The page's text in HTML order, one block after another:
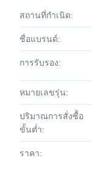
สถานที่กำเนิด:
ชื่อแบรนด์:
การรับรอง:
หมายเลขรุ่น:
ปริมาณการสั่งซื้อ
ขั้นต่ำ:
ราคา: